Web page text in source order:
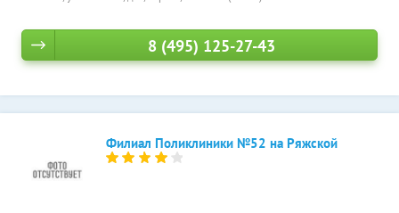
8 (495) 125-27-43
Филиал Поликлиники №52 на Ряжской